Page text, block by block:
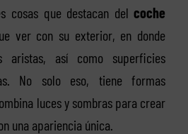
cosas que destacan del coche
ver con su exterior, en donde
aristas, así como superficies
No solo eso, tiene formas
luces y sombras para crear
una apariencia única.